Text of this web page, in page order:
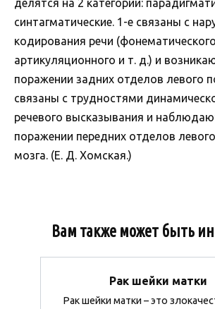
делятся на 2 категории:
синтагматические. 1-е связаны с
кодирования речи
артикуляционного и т. д.) и
поражении задних отделов левого
связаны с трудностями
речевого высказывания и
поражении передних отделов
мозга. (Е. Д. Хомская.)
Вам также может быть
Рак шейки матки
Рак шейки матки – это